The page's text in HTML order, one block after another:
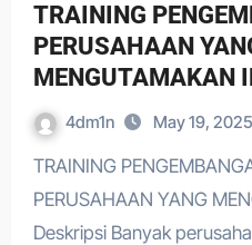
TRAINING
PERUSAHAAN
MENGUTAMAKAN
4dm1n May 19, 2025
TRAINING PENGEMBANGAN BUDAYA
PERUSAHAAN YANG
Deskripsi Banyak